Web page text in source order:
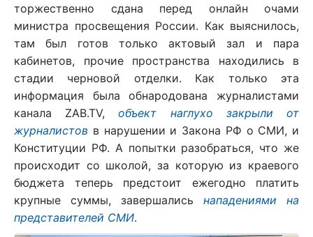
торжественно сдана перед онлайн очами
министра просвещения России. Как выяснилось,
там был готов только актовый зал и пара
кабинетов, прочие пространства находились в
стадии черновой отделки. Как только эта
информация была обнародована журналистами
канала ZAB.TV,объект наглухо закрыли от
журналистов в нарушении и Закона РФ о СМИ, и
Конституции РФ. А попытки разобраться, что же
происходит со школой, за которую из краевого
бюджета теперь предстоит ежегодно платить
крупные суммы, завершались нападениями на
представителей СМИ.